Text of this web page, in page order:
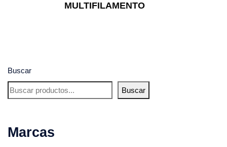
Buscar
Buscar
Marcas
MULTIFILAMENTO